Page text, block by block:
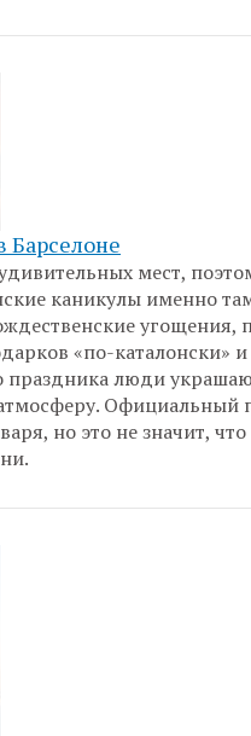
Барселоне
мест,
каникулы именно
угощения,
«по-каталонски»
праздника люди
Официальный
но это не значит, что